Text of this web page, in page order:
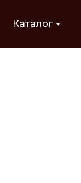
Каталог